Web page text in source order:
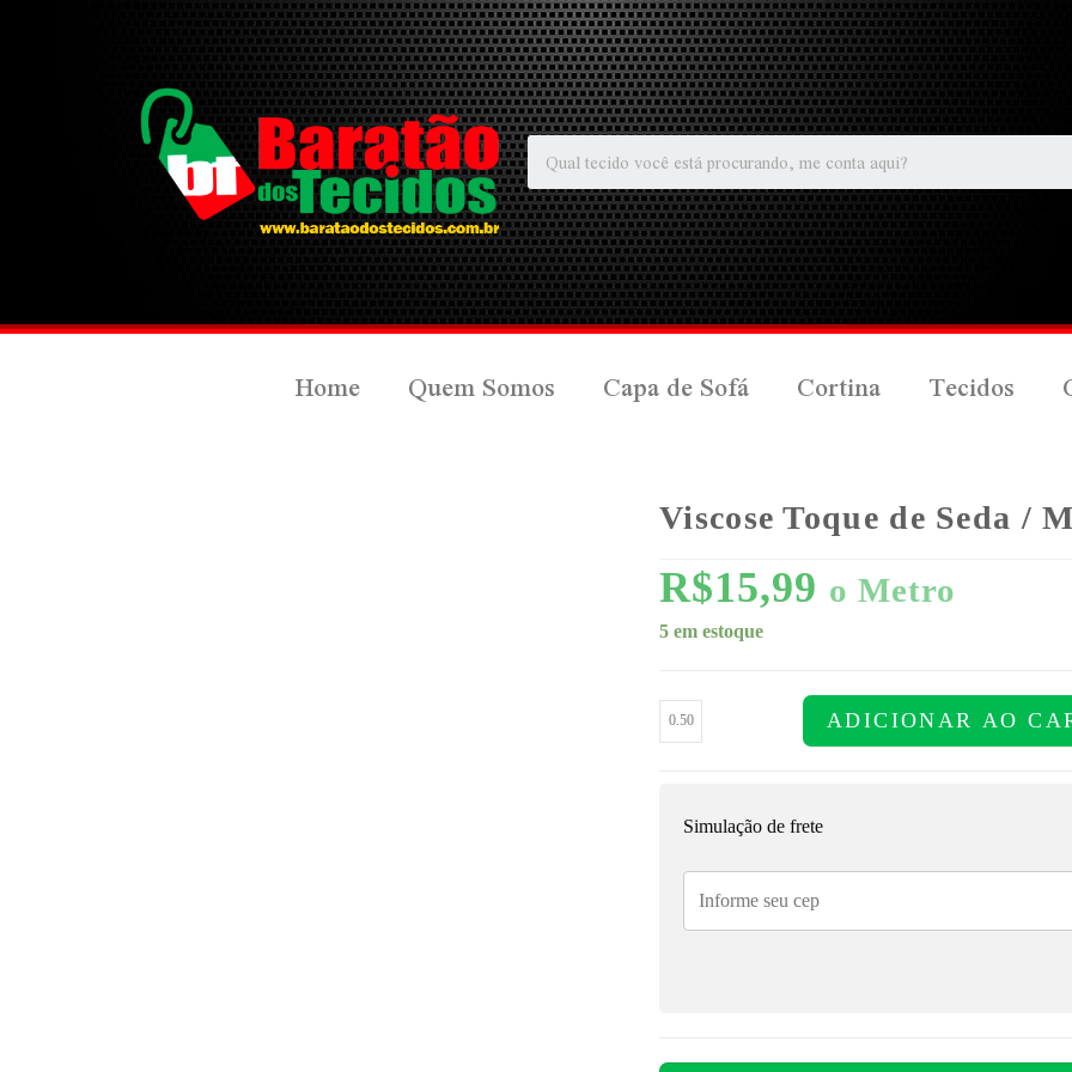
Home Quem Somos Capa de Sofá Cortina Tecidos
Viscose Toque de Seda /
R$15,99 o Metro
5 em estoque
ADICIONAR AO
Simulação de frete